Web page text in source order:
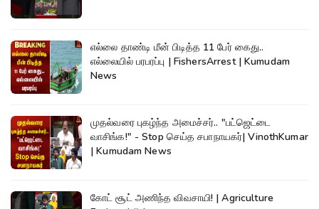
எல்லை தாண்டி மீன் பிடித்த 11 பேர் கைது..
எல்லையில் பரபரப்பு | FishersArrest | Kumudam
News
முதல்வரை புகழ்ந்த அமைச்சர்.. "பட்ஜெட்டை
வாசிங்க!" - Stop செய்த சபாநாயகர்| VinothKumar
| Kumudam News
கோட் சூட் அணிந்த விவசாயி! | Agriculture